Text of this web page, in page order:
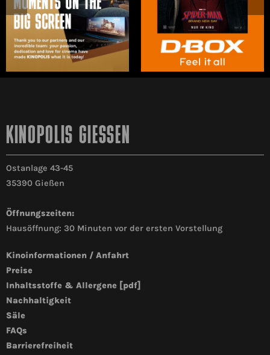
KINOPOLIS GIESSEN
Ostanlage 43-45
35390 Gießen
Öffnungszeiten:
Hausöffnung: 30 Minuten vor der ersten Vorstellung
Kinoinformationen / Anfahrt
Preise
Inhaltsstoffe & Allergene [pdf]
Nachhaltigkeit
Säle
FAQs
Barrierefreiheit